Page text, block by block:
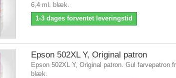
6,4 ml. blæk.
1-3 dages forventet leveringstid
Epson 502XL Y, Original patron
Epson 502XL Y, Original patron. Gul farvepatron
blæk.